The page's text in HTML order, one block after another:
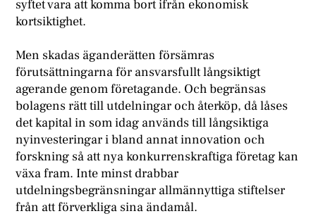
syftet vara att komma bort ifrån ekonomisk
kortsiktighet.
Men skadas äganderätten försämras
förutsättningarna för ansvarsfullt långsiktigt
agerande genom företagande. Och begränsas
bolagens rätt till utdelningar och återköp, då låses
det kapital in som idag används till långsiktiga
nyinvesteringar i bland annat innovation och
forskning så att nya konkurrenskraftiga företag kan
växa fram. Inte minst drabbar
utdelningsbegränsningar allmännyttiga stiftelser
från att förverkliga sina ändamål.